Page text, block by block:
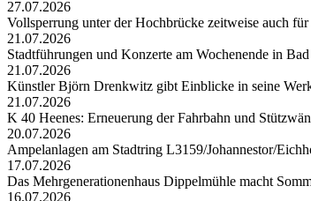
27.07.2026
Vollsperrung unter der Hochbrücke zeitweise auch
21.07.2026
Stadtführungen und Konzerte am Wochenende in
21.07.2026
Künstler Björn Drenkwitz gibt Einblicke in seine
21.07.2026
K 40 Heenes: Erneuerung der Fahrbahn und
20.07.2026
Ampelanlagen am Stadtring L3159/Johannestor/
17.07.2026
Das Mehrgenerationenhaus Dippelmühle macht
16.07.2026